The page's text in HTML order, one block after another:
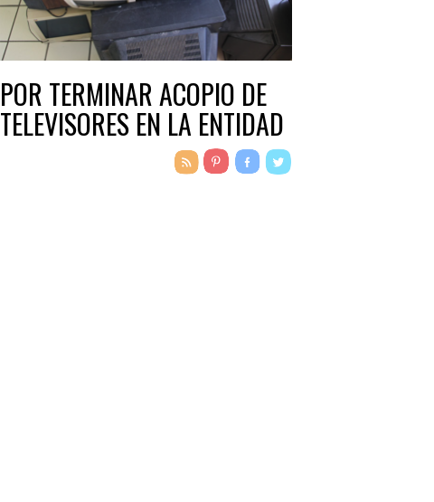
POR TERMINAR ACOPIO DE
TELEVISORES EN LA ENTIDAD